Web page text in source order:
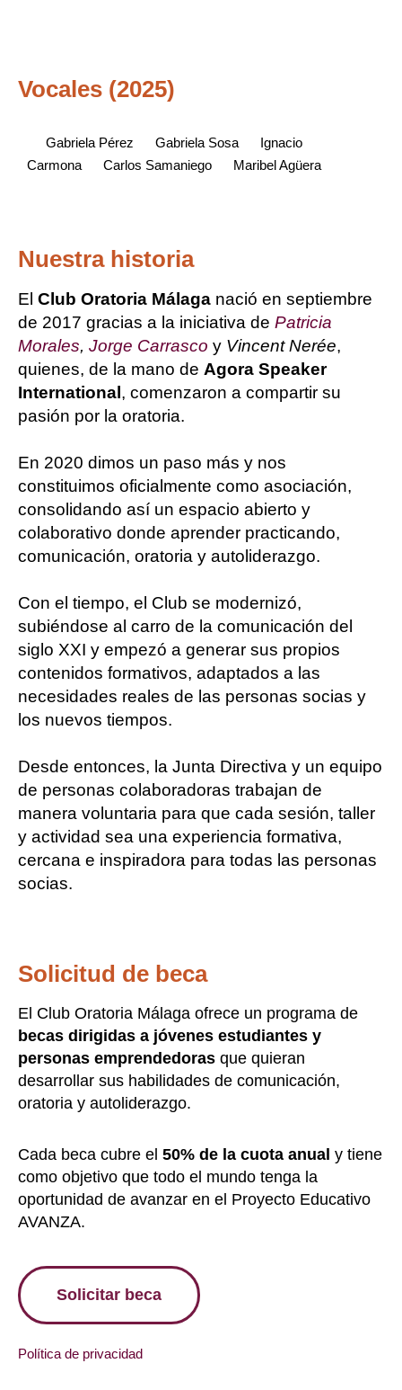
Vocales (2025)
Gabriela Pérez Gabriela Sosa Ignacio
Carmona Carlos Samaniego Maribel Agüera
Nuestra historia
El Club Oratoria Málaga nació en septiembre
de 2017 gracias a la iniciativa de Patricia
Morales, Jorge Carrasco y Vincent Nerée,
quienes, de la mano de Agora Speaker
International , comenzaron a compartir su
pasión por la oratoria.
En 2020 dimos un paso más y nos
constituimos oficialmente como asociación,
consolidando así un espacio abierto y
colaborativo donde aprender practicando,
comunicación, oratoria y autoliderazgo.
Con el tiempo, el Club se modernizó,
subiéndose al carro de la comunicación del
siglo XXI y empezó a generar sus propios
contenidos formativos, adaptados a las
necesidades reales de las personas socias y
los nuevos tiempos.
Desde entonces, la Junta Directiva y un equipo
de personas colaboradoras trabajan de
manera voluntaria para que cada sesión, taller
y actividad sea una experiencia formativa,
cercana e inspiradora para todas las personas
socias.
Solicitud de beca
El Club Oratoria Málaga ofrece un programa de
becas dirigidas a jóvenes estudiantes y
personas emprendedoras que quieran
desarrollar sus habilidades de comunicación,
oratoria y autoliderazgo.
Cada beca cubre el 50% de la cuota anual y tiene
como objetivo que todo el mundo tenga la
oportunidad de avanzar en el Proyecto Educativo
AVANZA.
Solicitar beca
Política de privacidad